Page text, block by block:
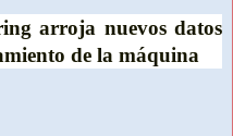
arroja nuevos datos
de la máquina